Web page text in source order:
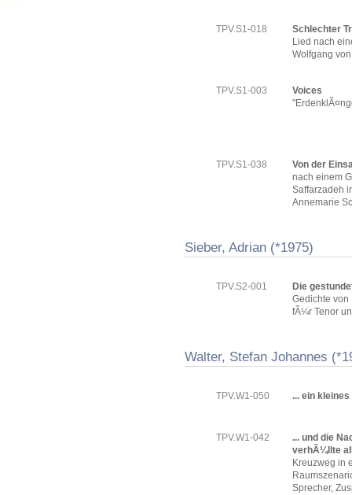
TPV.S1-018
Schlechter
Lied nach
Wolfgang
TPV.S1-003
Voices
TPV.S1-038
Von der
nach einem
Saffarzadeh
Annemarie
Sieber, Adrian (*1975)
TPV.S2-001
Die
Gedichte von
fÃ¼r Tenor
Walter, Stefan Johannes
TPV.W1-050 ... ein kleines
TPV.W1-042
... und die
verhÃ¼llte
Kreuzweg in
Sprecher,